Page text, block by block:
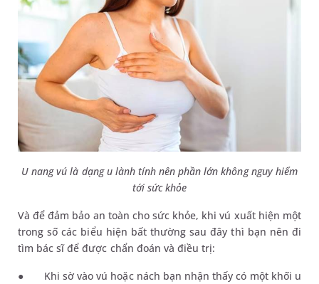
U nang vú là dạng u lành tính nên phần lớn không nguy hiểm
tới sức khỏe
Và để đảm bảo an toàn cho sức khỏe, khi vú xuất hiện một
trong số các biểu hiện bất thường sau đây thì bạn nên đi
tìm bác sĩ để được chẩn đoán và điều trị:
●
Khi sờ vào vú hoặc nách bạn nhận thấy có một khối u